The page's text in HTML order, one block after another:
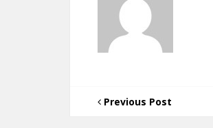
Previous Post